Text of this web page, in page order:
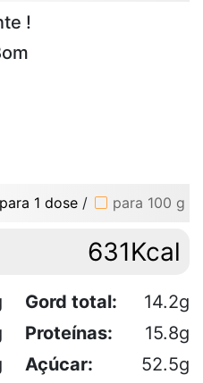
!
para 1 dose / para 100 g
631Kcal
Gord total:
14.2g
Proteínas:
15.8g
Açúcar:
52.5g